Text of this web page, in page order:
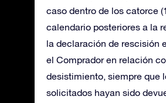
caso dentro de los catorce
calendario posteriores a la
la declaración de rescisión
el Comprador en relación
desistimiento, siempre que
solicitados hayan sido